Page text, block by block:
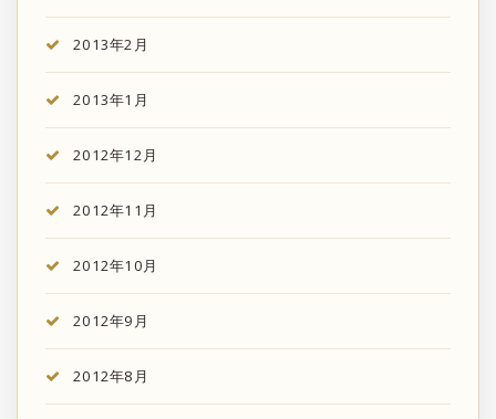
2013年2月
2013年1月
2012年12月
2012年11月
2012年10月
2012年9月
2012年8月